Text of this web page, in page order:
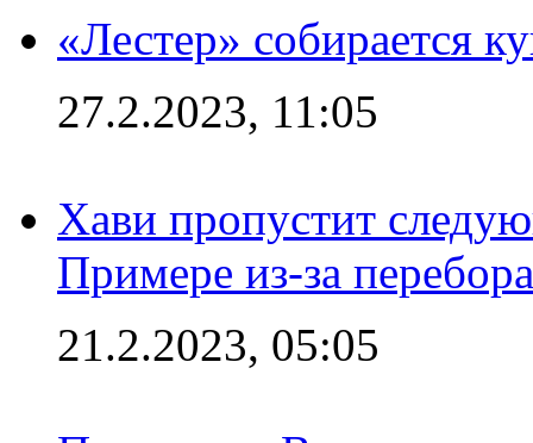
«Лестер» собирается
27.2.2023, 11:05
Хави пропустит
Примере из-за
21.2.2023, 05:05